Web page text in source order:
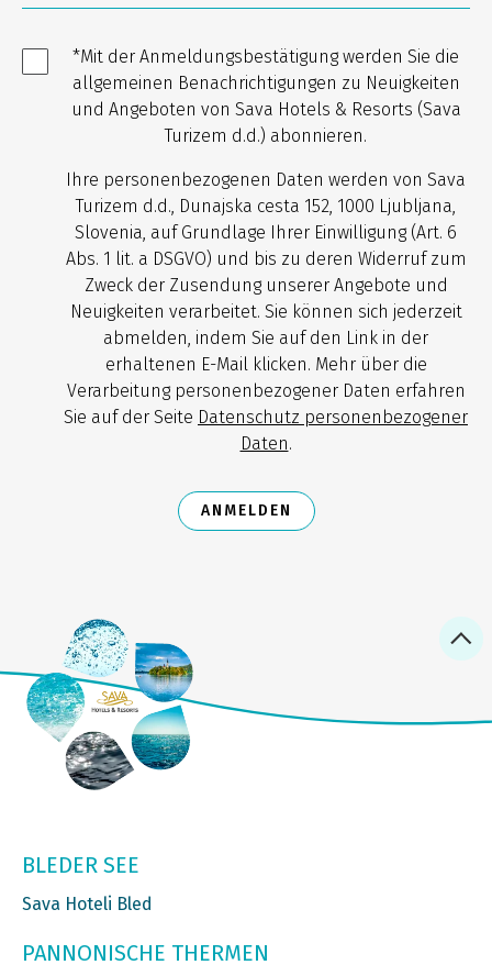
*Mit der Anmeldungsbestätigung werden Sie die
allgemeinen Benachrichtigungen zu Neuigkeiten
und Angeboten von Sava Hotels & Resorts (Sava
Turizem d.d.) abonnieren.
Ihre personenbezogenen Daten werden von Sava
Turizem d.d., Dunajska cesta 152, 1000 Ljubljana,
Slovenia, auf Grundlage Ihrer Einwilligung (Art. 6
Abs. 1 lit. a DSGVO) und bis zu deren Widerruf zum
Zweck der Zusendung unserer Angebote und
Neuigkeiten verarbeitet. Sie können sich jederzeit
abmelden, indem Sie auf den Link in der
erhaltenen E-Mail klicken. Mehr über die
Verarbeitung personenbezogener Daten erfahren
Sie auf der Seite Datenschutz personenbezogener
Daten.
ANMELDEN
BLEDER SEE
Sava Hoteli Bled
PANNONISCHE THERMEN